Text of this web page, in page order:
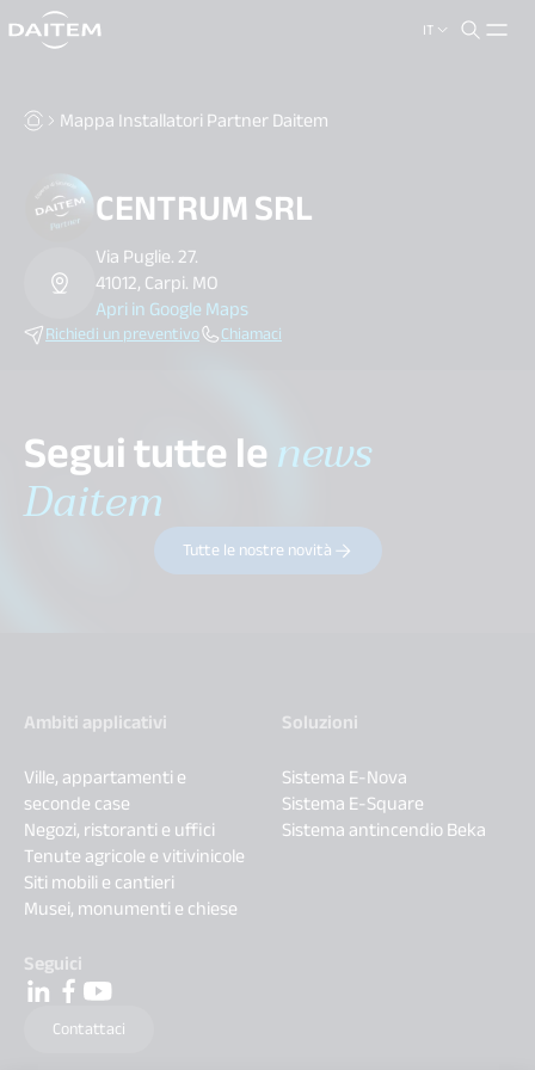
IT
search.label
Mappa Installatori Partner Daitem
CENTRUM SRL
Via Puglie. 27.
41012, Carpi. MO
Apri in Google Maps
Richiedi un preventivo Chiamaci
Segui tutte lenews
Daitem
Tutte le nostre novità
Ambiti applicativi
Ville, appartamenti e
seconde case
Negozi, ristoranti e uffici
Tenute agricole e vitivinicole
Siti mobili e cantieri
Musei, monumenti e chiese
Soluzioni
Sistema E-Nova
Sistema E-Square
Sistema antincendio Beka
Seguici
Contattaci